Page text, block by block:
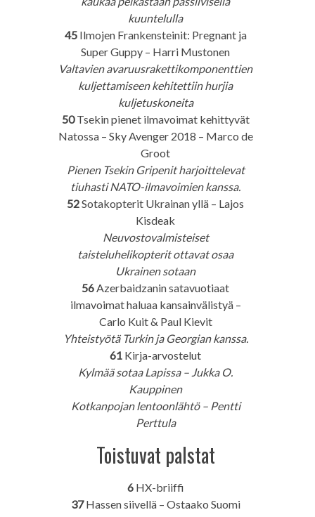
kuuntelulla
45Ilmojen Frankensteinit: Pregnant ja
Super Guppy – Harri Mustonen
Valtavien avaruusrakettikomponenttien
kuljettamiseen kehitettiin hurjia
kuljetuskoneita
50Tsekin pienet ilmavoimat kehittyvät
Natossa – Sky Avenger 2018 – Marco de
Groot
Pienen Tsekin Gripenit harjoittelevat
tiuhasti NATO-ilmavoimien kanssa.
52Sotakopterit Ukrainan yllä – Lajos
Kisdeak
Neuvostovalmisteiset
taisteluhelikopterit ottavat osaa
Ukrainen sotaan
56Azerbaidzanin satavuotiaat
ilmavoimat haluaa kansainvälistyä –
Carlo Kuit & Paul Kievit
Yhteistyötä Turkin ja Georgian kanssa.
61 Kirja-arvostelut
Kylmää sotaa Lapissa – Jukka O.
Kauppinen
Kotkanpojan lentoonlähtö – Pentti
Perttula
Toistuvat palstat
6HX-briiffi
37Hassen siivellä – Ostaako Suomi